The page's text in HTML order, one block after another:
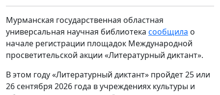
Мурманская государственная областная
универсальная научная библиотека сообщила о
начале регистрации площадок Международной
просветительской акции «Литературный диктант».
В этом году «Литературный диктант» пройдет 25 или
26 сентября 2026 года в учреждениях культуры и